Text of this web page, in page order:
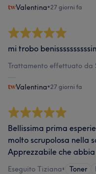
Valentina•27 giorni fa
mi trobo
Trattamento effettuato da
Valentina•27 giorni fa
Bellissima prima
molto scrupolosa nella
Apprezzabile che
Eseguito Tiziana• Toner